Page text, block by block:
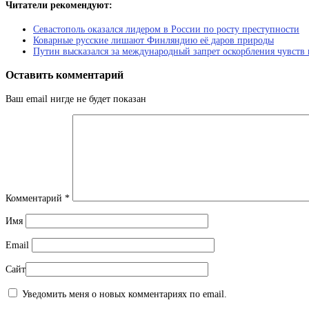
Читатели рекомендуют:
Севастополь оказался лидером в России по росту преступности
Коварные русские лишают Финляндию её даров природы
Путин высказался за международный запрет оскорбления
Оставить комментарий
Ваш email нигде не будет показан
Комментарий *
Имя
Email
Сайт
Уведомить меня о новых комментариях по email.